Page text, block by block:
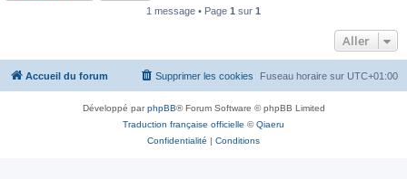
1 message • Page 1 sur 1
Aller
Accueil du forum Fuseau horaire sur UTC+01:00
Supprimer les cookies
Développé parphpBB® Forum Software © phpBB Limited
Traduction française officielle ©Qiaeru
Confidentialité | Conditions